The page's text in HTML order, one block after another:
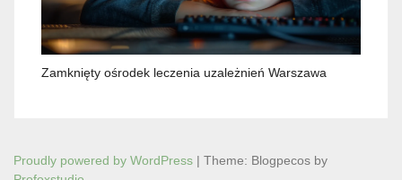
Zamknięty ośrodek leczenia uzależnień Warszawa
Proudly powered by WordPress | Theme: Blogpecos by